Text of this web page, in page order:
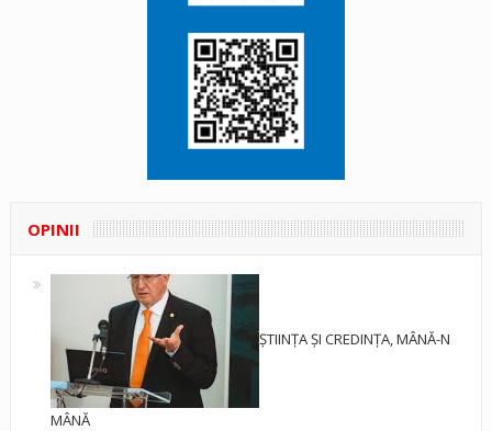
OPINII
ȘTIINȚA ȘI CREDINȚA, MÂNĂ-N
MÂNĂ